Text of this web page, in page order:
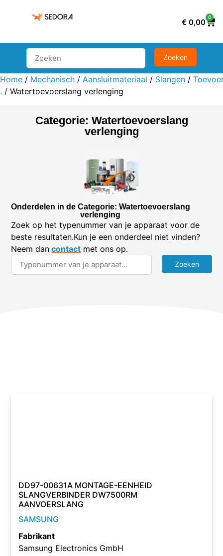
€ 0,00
0
Home / Mechanisch / Aansluitmateriaal / Slangen /
. / Watertoevoerslang verlenging
Categorie: Watertoevoerslang
verlenging
Onderdelen in de Categorie: Watertoevoerslang
verlenging
Zoek op het typenummer van je apparaat voor de
beste resultaten.Kun je een onderdeel niet vinden?
Neem dan contact met ons op.
DD97-00631A MONTAGE-EENHEID
SLANGVERBINDER DW7500RM
AANVOERSLANG
SAMSUNG
Fabrikant
Samsung Electronics GmbH